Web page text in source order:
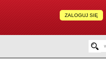
ZALOGUJ SIĘ